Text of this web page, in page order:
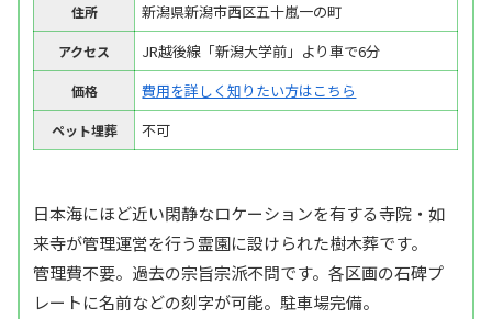
住所 新潟県新潟市西区五十嵐一の町
アクセス JR越後線「新潟大学前」より車で6分
価格 費用を詳しく知りたい方はこちら
ペット埋葬 不可
日本海にほど近い閑静なロケーションを有する寺院・如
来寺が管理運営を行う霊園に設けられた樹木葬です。
管理費不要。過去の宗旨宗派不問です。各区画の石碑プ
レートに名前などの刻字が可能。駐車場完備。